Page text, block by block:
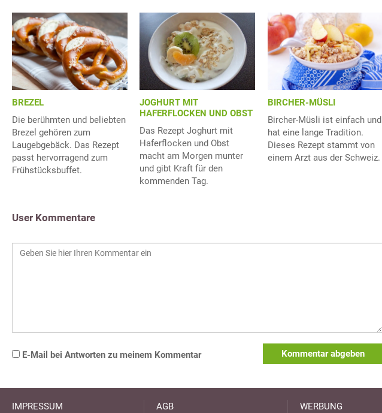
BREZEL
Die berühmten und beliebten
Brezel gehören zum
Laugebgebäck. Das Rezept
passt hervorragend zum
Frühstücksbuffet.
JOGHURT MIT
HAFERFLOCKEN UND OBST
Das Rezept Joghurt mit
Haferflocken und Obst
macht am Morgen munter
und gibt Kraft für den
kommenden Tag.
BIRCHER-MÜSLI
Bircher-Müsli ist einfach und
hat eine lange Tradition.
Dieses Rezept stammt von
einem Arzt aus der Schweiz.
User Kommentare
E-Mail bei Antworten zu meinem Kommentar Kommentar abgeben
IMPRESSUM AGB WERBUNG